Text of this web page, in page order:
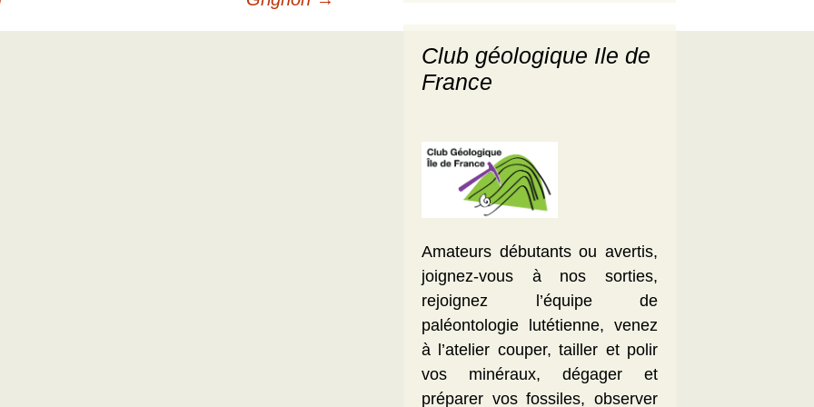
Club géologique Ile de
France
Amateurs débutants ou avertis,
joignez-vous à nos sorties,
rejoignez l’équipe de
paléontologie lutétienne, venez
à l’atelier couper, tailler et polir
vos minéraux, dégager et
préparer vos fossiles, observer